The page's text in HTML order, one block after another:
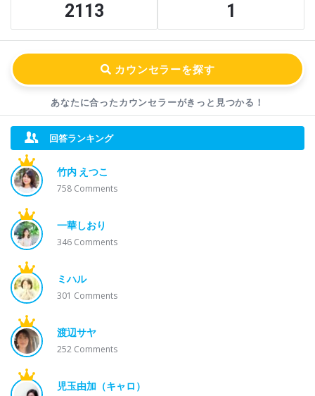
2113 1
あなたに合ったカウンセラーがきっと見つかる！
回答ランキング
竹内 えつこ
758 Comments
一華しおり
346 Comments
ミハル
301 Comments
渡辺サヤ
252 Comments
児玉由加（キャロ）